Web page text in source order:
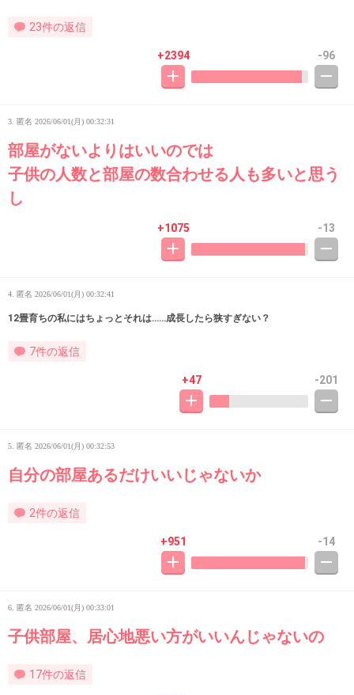
23件の返信
+2394 -96
3. 匿名 2026/06/01(月) 00:32:31
部屋がないよりはいいのでは
子供の人数と部屋の数合わせる人も多いと思う
し
+1075 -13
4. 匿名 2026/06/01(月) 00:32:41
12畳育ちの私にはちょっとそれは……成長したら狭すぎない？
7件の返信
+47 -201
5. 匿名 2026/06/01(月) 00:32:53
自分の部屋あるだけいいじゃないか
2件の返信
+951 -14
6. 匿名 2026/06/01(月) 00:33:01
子供部屋、居心地悪い方がいいんじゃないの
17件の返信